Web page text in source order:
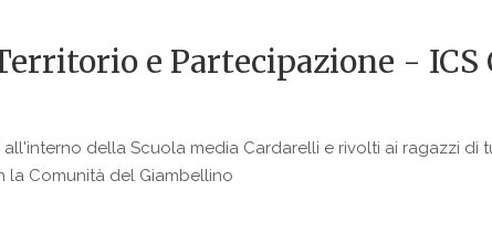
e Partecipazione - ICS
della Scuola media Cardarelli e rivolti ai ragazzi di
Comunità del Giambellino